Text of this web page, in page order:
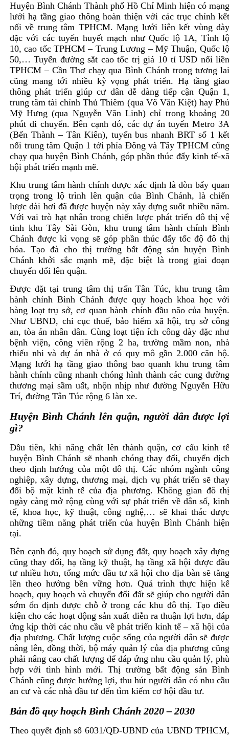
Huyện Bình Chánh Thành phố Hồ Chí Minh hiện có
lưới hạ tầng giao thông hoàn thiện với các trục chính
nối về trung tâm TPHCM. Mạng lưới liên kết vùng
đặc với các tuyến huyết mạch như Quốc lộ 1A, Tỉnh
10, cao tốc TPHCM – Trung Lương – Mỹ Thuận, Quốc
50,… Tuyến đường sắt cao tốc trị giá 10 tỉ USD nối
TPHCM – Cần Thơ chạy qua Bình Chánh trong tương
cũng mang tới nhiều kỳ vọng phát triển. Hạ tầng
thông phát triển giúp cư dân dễ dàng tiếp cận Quận
trung tâm tài chính Thủ Thiêm (qua Võ Văn Kiệt) hay
Mỹ Hưng (qua Nguyễn Văn Linh) chỉ trong khoảng
phút di chuyển. Bên cạnh đó, các dự án tuyến Metro
(Bến Thành – Tân Kiên), tuyến bus nhanh BRT số 1
nối trung tâm Quận 1 tới phía Đông và Tây TPHCM
chạy qua huyện Bình Chánh, góp phần thúc đẩy kinh tế-
hội phát triển mạnh mẽ.
Khu trung tâm hành chính được xác định là đòn bẩy
trọng trong lộ trình lên quận của Bình Chánh, là
lược dài hơi đã được huyện này xây dựng suốt nhiều
Với vai trò hạt nhân trong chiến lược phát triển đô thị
tinh khu Tây Sài Gòn, khu trung tâm hành chính
Chánh được kì vọng sẽ góp phần thúc đẩy tốc độ đô
hóa. Tạo đà cho thị trường bất động sản huyện
Chánh khởi sắc mạnh mẽ, đặc biệt là trong giai
chuyển đổi lên quận.
Được đặt tại trung tâm thị trấn Tân Túc, khu trung
hành chính Bình Chánh được quy hoạch khoa học
hàng loạt trụ sở, cơ quan hành chính đầu não của
Như UBND, chi cục thuế, bảo hiểm xã hội, trụ sở
an, tòa án nhân dân. Cùng loạt tiện ích công dày đặc
bệnh viện, công viên rộng 2 ha, trường mầm non,
thiếu nhi và dự án nhà ở có quy mô gần 2.000 căn
Mạng lưới hạ tầng giao thông bao quanh khu trung
hành chính cũng nhanh chóng hình thành các cung
thương mại sầm uất, nhộn nhịp như đường Nguyễn
Trí, đường Tân Túc rộng 6 làn xe.
Huyện Bình Chánh lên quận, người dân được
gì?
Đầu tiên, khi nâng chất lên thành quận, cơ cấu kinh
huyện Bình Chánh sẽ nhanh chóng thay đổi, chuyển
theo định hướng của một đô thị. Các nhóm ngành
nghiệp, xây dựng, thương mại, dịch vụ phát triển sẽ
đổi bộ mặt kinh tế của địa phương. Không gian đô
ngày càng mở rộng cùng với sự phát triển về dân số,
tế, khoa học, kỹ thuật, công nghệ,… sẽ khai thác
những tiềm năng phát triển của huyện Bình Chánh
tại.
Bên cạnh đó, quy hoạch sử dụng đất, quy hoạch xây
cũng thay đổi, hạ tầng kỹ thuật, hạ tầng xã hội được
tư nhiều hơn, tổng mức đầu tư xã hội cho địa bàn sẽ
lên theo hướng bền vững hơn. Quá trình thực hiện
hoạch, quy hoạch và chuyển đổi đất sẽ giúp cho người
sớm ổn định được chỗ ở trong các khu đô thị. Tạo
kiện cho các hoạt động sản xuất diễn ra thuận lợi hơn,
ứng kịp thời các nhu cầu về phát triển kinh tế – xã hội
địa phương. Chất lượng cuộc sống của người dân sẽ
nâng lên, đồng thời, bộ máy quản lý của địa phương
phải nâng cao chất lượng để đáp ứng nhu cầu quản lý,
hợp với tình hình mới. Thị trường bất động sản
Chánh cũng được hưởng lợi, thu hút người dân có nhu
an cư và các nhà đầu tư đến tìm kiếm cơ hội đầu tư.
Bản đồ quy hoạch Bình Chánh 2020 – 2030
Theo quyết định số 6031/QĐ-UBND của UBND